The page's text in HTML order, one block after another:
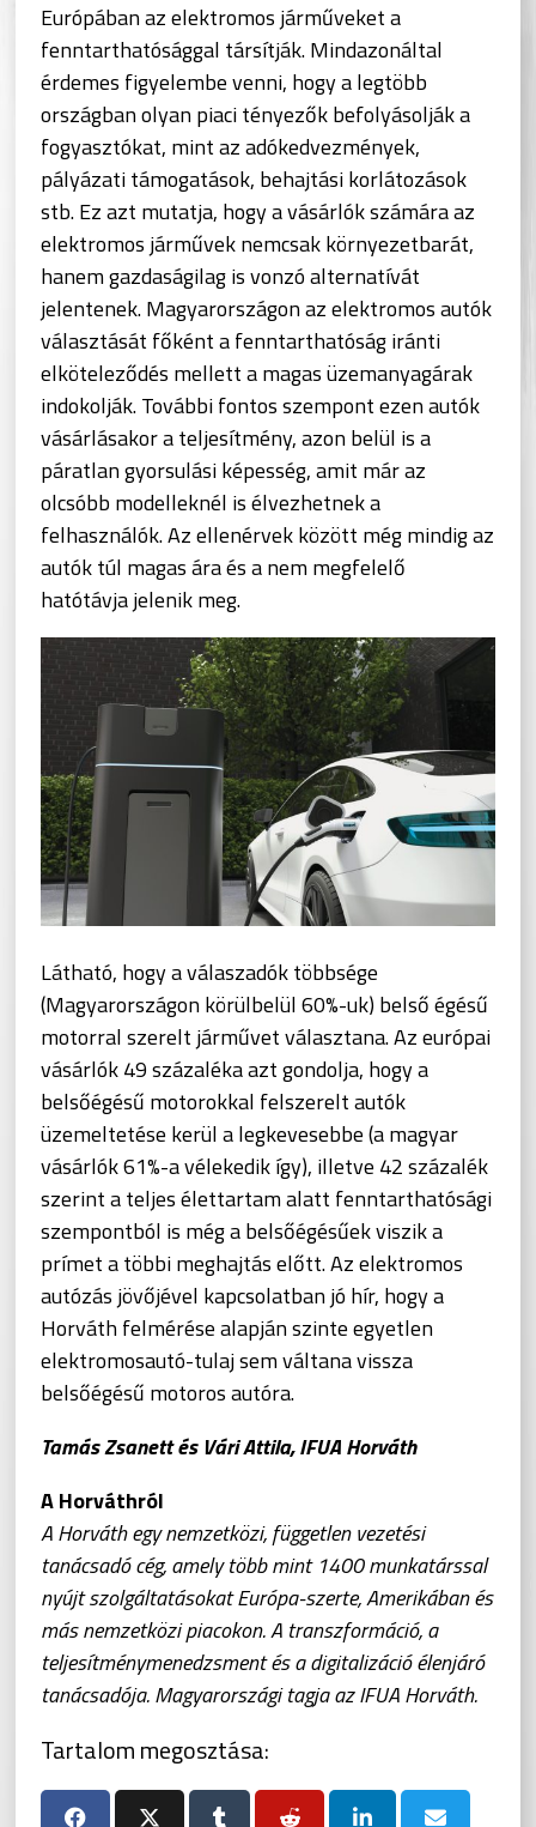
Európában az elektromos járműveket a
fenntarthatósággal társítják. Mindazonáltal
érdemes figyelembe venni, hogy a legtöbb
országban olyan piaci tényezők befolyásolják a
fogyasztókat, mint az adókedvezmények,
pályázati támogatások, behajtási korlátozások
stb. Ez azt mutatja, hogy a vásárlók számára az
elektromos járművek nemcsak környezetbarát,
hanem gazdaságilag is vonzó alternatívát
jelentenek. Magyarországon az elektromos autók
választását főként a fenntarthatóság iránti
elköteleződés mellett a magas üzemanyagárak
indokolják. További fontos szempont ezen autók
vásárlásakor a teljesítmény, azon belül is a
páratlan gyorsulási képesség, amit már az
olcsóbb modelleknél is élvezhetnek a
felhasználók. Az ellenérvek között még mindig az
autók túl magas ára és a nem megfelelő
hatótávja jelenik meg.
Látható, hogy a válaszadók többsége
(Magyarországon körülbelül 60%-uk) belső égésű
motorral szerelt járművet választana. Az európai
vásárlók 49 százaléka azt gondolja, hogy a
belsőégésű motorokkal felszerelt autók
üzemeltetése kerül a legkevesebbe (a magyar
vásárlók 61%-a vélekedik így), illetve 42 százalék
szerint a teljes élettartam alatt fenntarthatósági
szempontból is még a belsőégésűek viszik a
prímet a többi meghajtás előtt. Az elektromos
autózás jövőjével kapcsolatban jó hír, hogy a
Horváth felmérése alapján szinte egyetlen
elektromosautó-tulaj sem váltana vissza
belsőégésű motoros autóra.
Tamás Zsanett és Vári Attila, IFUA Horváth
A Horváthról
A Horváth egy nemzetközi, független vezetési
tanácsadó cég, amely több mint 1400 munkatárssal
nyújt szolgáltatásokat Európa-szerte, Amerikában és
más nemzetközi piacokon. A transzformáció, a
teljesítménymenedzsment és a digitalizáció élenjáró
tanácsadója. Magyarországi tagja az IFUA Horváth.
Tartalom megosztása: